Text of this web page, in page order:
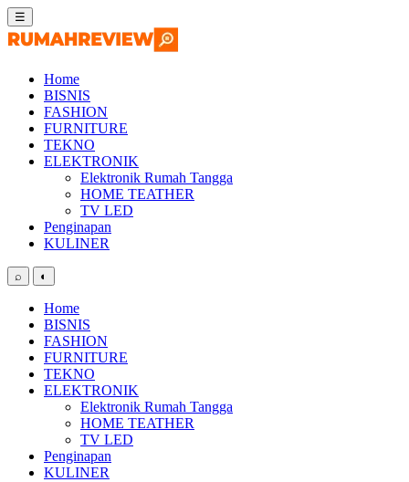
Skip
to
content
☰
Home
BISNIS
FASHION
FURNITURE
TEKNO
ELEKTRONIK
Elektronik Rumah Tangga
HOME TEATHER
TV LED
Penginapan
KULINER
⌕ ◐
Home
BISNIS
FASHION
FURNITURE
TEKNO
ELEKTRONIK
Elektronik Rumah Tangga
HOME TEATHER
TV LED
Penginapan
KULINER